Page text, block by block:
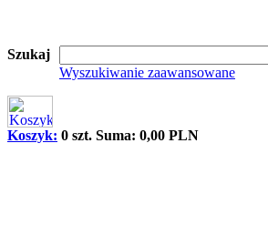
Szukaj
Wyszukiwanie zaawansowane
Koszyk: 0 szt. Suma: 0,00 PLN